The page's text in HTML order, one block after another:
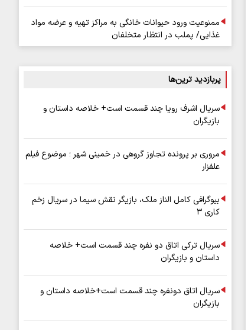
ممنوعیت ورود حیوانات خانگی به مراکز تهیه و عرضه مواد
غذایی/ پملب در انتظار متخلفان
پربازدید ترین‌ها
سریال اشرف رویا چند قسمت است+ خلاصه داستان و
بازیگران
مروری بر پرونده تجاوز گروهی در خمینی شهر ؛ موضوع فیلم
علفزار
بیوگرافی کامل الناز ملک، بازیگر نقش سیما در سریال زخم
کاری ۳
سریال ترکی اتاق دو نفره چند قسمت است+ خلاصه
داستان و بازیگران
سریال اتاق دونفره چند قسمت است+خلاصه داستان و
بازیگران